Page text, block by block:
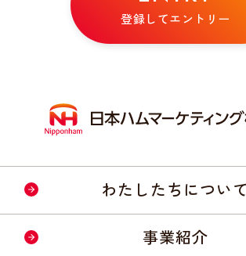
登録してエントリー
わたしたちについて
会社情報・事業所
事業紹介